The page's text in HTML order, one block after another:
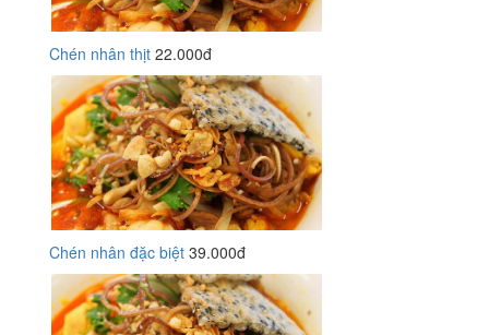
Chén nhân thịt 22.000đ
Chén nhân đặc biệt 39.000đ